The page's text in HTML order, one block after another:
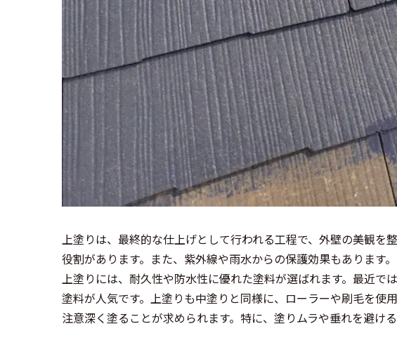
上塗りは、最終的な仕上げとして行われる工程で、外壁の美観を
役割があります。また、紫外線や雨水からの保護効果もあります。
上塗りには、耐久性や防水性に優れた塗料が選ばれます。最近で
塗料が人気です。上塗りも中塗りと同様に、ローラーや刷毛を使
注意深く塗ることが求められます。特に、塗りムラや垂れを避け